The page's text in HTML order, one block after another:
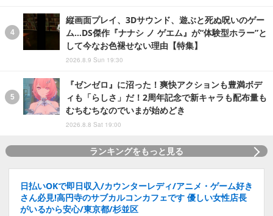
縦画面プレイ、3Dサウンド、遊ぶと死ぬ呪いのゲー
ム…DS傑作『ナナシ ノ ゲエム』が“体験型ホラー”と
して今なお色褪せない理由【特集】
2026.8.9 Sun 19:30
『ゼンゼロ』に沼った！爽快アクションも豊満ボデ
ィも「らしさ」だ！2周年記念で新キャラも配布量も
むちむちなのでいまが始めどき
2026.8.8 Sat 19:00
ランキングをもっと見る
日払いOKで即日収入/カウンターレディ/アニメ・ゲーム好き
さん必見!高円寺のサブカルコンカフェです 優しい女性店長
がいるから安心/東京都/杉並区